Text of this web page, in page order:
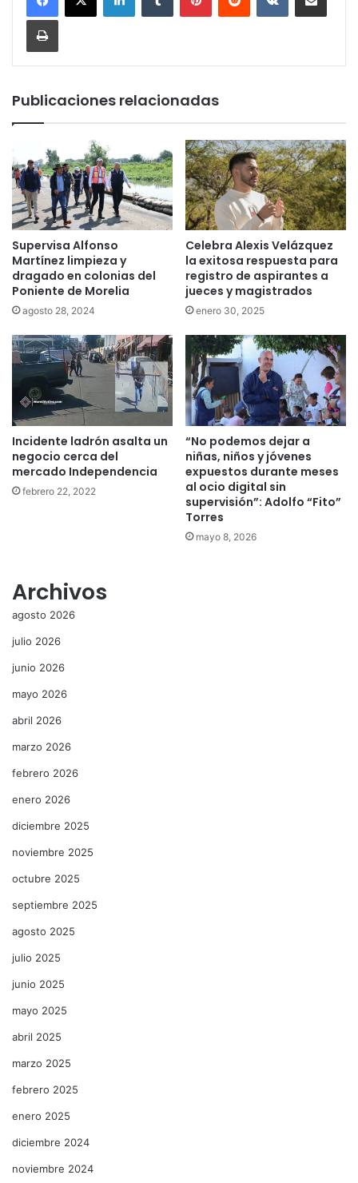
Imprimir
Publicaciones relacionadas
Supervisa Alfonso
Martínez limpieza y
dragado en colonias del
Poniente de Morelia
agosto 28, 2024
Celebra Alexis Velázquez
la exitosa respuesta para
registro de aspirantes a
jueces y magistrados
enero 30, 2025
Incidente ladrón asalta un
negocio cerca del
mercado Independencia
febrero 22, 2022
“No podemos dejar a
niñas, niños y jóvenes
expuestos durante meses
al ocio digital sin
supervisión”: Adolfo “Fito”
Torres
mayo 8, 2026
Archivos
agosto 2026
julio 2026
junio 2026
mayo 2026
abril 2026
marzo 2026
febrero 2026
enero 2026
diciembre 2025
noviembre 2025
octubre 2025
septiembre 2025
agosto 2025
julio 2025
junio 2025
mayo 2025
abril 2025
marzo 2025
febrero 2025
enero 2025
diciembre 2024
noviembre 2024